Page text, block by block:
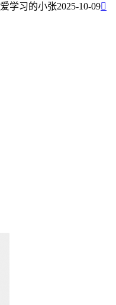
爱学习的小张2025-10-09